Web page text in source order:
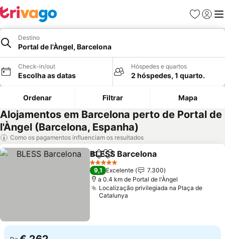
Favoritos
Iniciar
Destino
Portal de l'Àngel, Barcelona
Check-in/out
Escolha as datas
Hóspedes e quartos
2 hóspedes, 1 quarto.
Ordenar Filtrar Mapa
Alojamentos em Barcelona perto de Portal de
l'Àngel (Barcelona, Espanha)
Como os pagamentos influenciam os resultados
PartilharAdicionar aos favoritos
BLESS Barcelona
5 Estrelas
9,1 Excelente
7.300
a 0.4 km de Portal de l'Àngel
Localização privilegiada na Plaça de
Catalunya